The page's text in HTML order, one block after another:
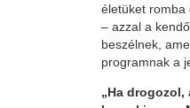
életüket romba
– azzal a
beszélnek,
programnak a
„Ha drogozol,